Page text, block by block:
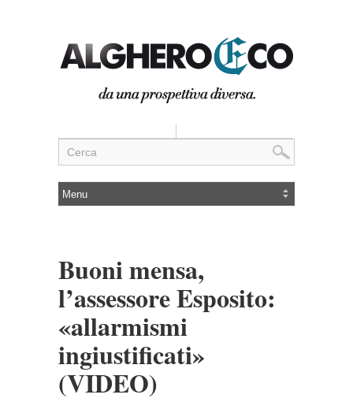
Buoni mensa,
l’assessore Esposito:
«allarmismi
ingiustificati»
(VIDEO)